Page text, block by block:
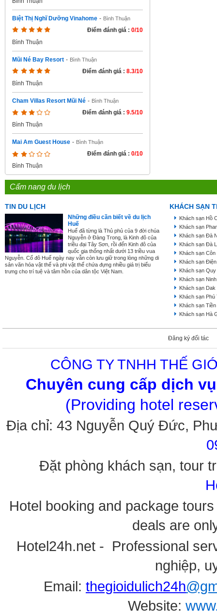
Biệt Thị Nghĩ Dưỡng Vinahome - Bình Thuận
Điểm đánh giá : 0/10
Bình Thuận
Mũi Né Bay Resort - Bình Thuận
Điểm đánh giá : 8.3/10
Bình Thuận
Cham Villas Resort Mũi Né - Bình Thuận
Điểm đánh giá : 9.5/10
Bình Thuận
Mai Am Guest House - Bình Thuận
Điểm đánh giá : 0/10
Bình Thuận
Cẩm nang du lịch
TIN DU LỊCH
Những điều cần biết về du lịch
Huế
Huế đã từng là Thủ phủ của 9 đời chúa
Nguyễn ở Đàng Trong, là Kinh đô của
triều đại Tây Sơn, rồi đến Kinh đô của
quốc gia thống nhất dưới 13 triều vua
Nguyễn. Cố đô Huế ngày nay vẫn còn lưu giữ trong lòng những di
sản văn hóa vật thể và phi vật thể chứa đựng nhiều giá trị biểu
trưng cho trí tuệ và tâm hồn của dân tộc Việt Nam.
KHÁCH SẠN
Khách sạn Hồ
Khách sạn
Khách sạn Đà
Khách sạn Đà
Khách sạn
Khách sạn
Khách sạn
Khách sạn
Khách sạn Dak
Khách sạn Phú
Khách sạn
Khách sạn Hà
Đăng ký đối tác
CÔNG TY TNHH THẾ
Chuyên cung cấp dịch
(Providing hotel
Địa chỉ: 43 Nguyễn Quý Đức,
Đặt phòng khách sạn, tour
Hotel booking and package
deals are
Hotel24h.net - Professional
nghiệp,
Email: thegioidulich24h
Website: